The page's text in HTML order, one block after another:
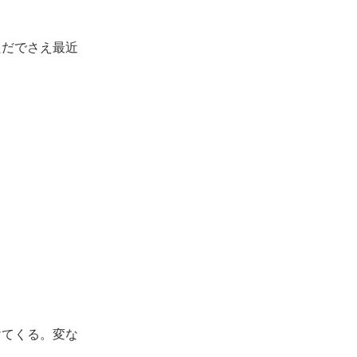
でさえ最近
くる。変な